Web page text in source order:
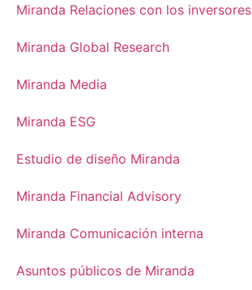
Miranda Relaciones con los inversores
Miranda Global Research
Miranda Media
Miranda ESG
Estudio de diseño Miranda
Miranda Financial Advisory
Miranda Comunicación interna
Asuntos públicos de Miranda